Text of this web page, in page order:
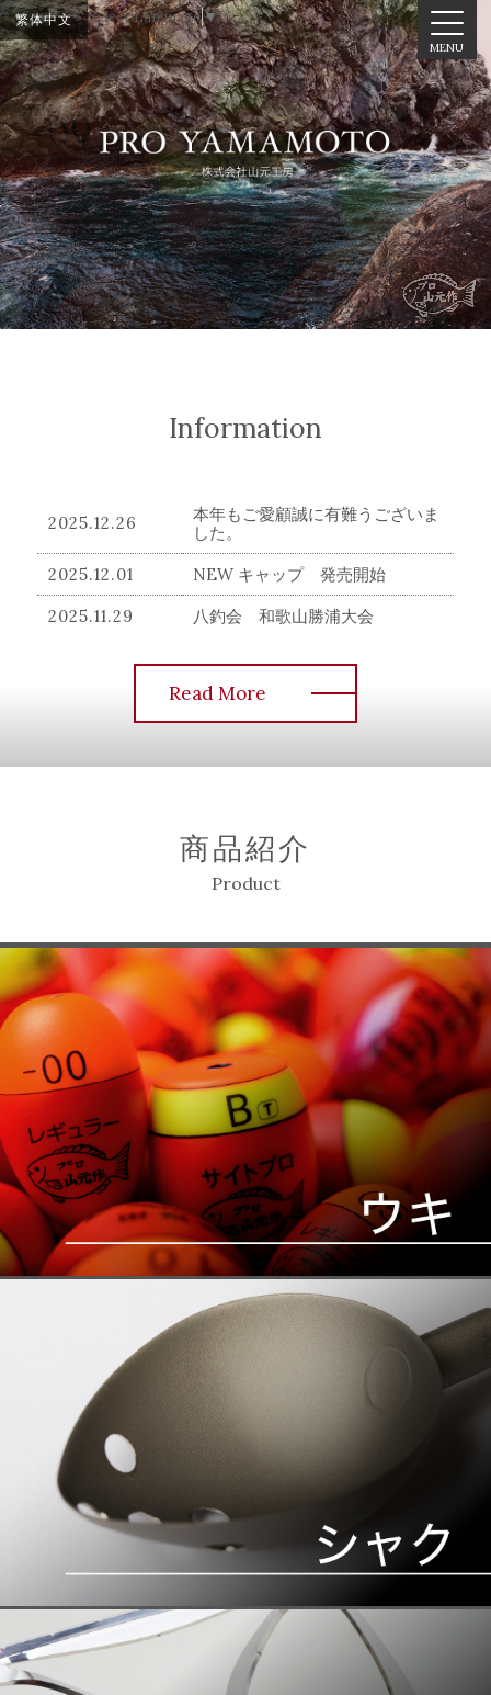
繁体中文 Select Language▼
MENU
Information
2025.12.26
本年もご愛顧誠に有難うございま
した。
2025.12.01
NEW キャップ 発売開始
2025.11.29
八釣会 和歌山勝浦大会
年末年始のお知らせ
年末年始の営業のお知らせ
お盆休業のお知らせ
ント企画
2023.05.02
連休のお知らせ
2023.04.11
PRO YAMAMOTOシャク・スピ
ンカップの納期の遅れについて
2023.01.06
つり人オンライン ＞ 月刊つり人
ブログ ＞ 「グレ釣り KING OF
KINGS」 2023年１月9日（月・
祝）、YouTube釣り人チャンネル
で生中継！
2022.12.23
年末年始の営業のお知らせ
2022.10.12
完売いたしました。
PRO YAMAMOTOシャク スピ
ンカップ 予約受付ています。
2022.09.06
３Dエイトミキサー・3Dエイトミ
キサーSPの仕様が変更になりま
す。
2022.08.31
新しいシャク『 KUROE 』発
売中。
2022.07.07
PROYAMAチャンネルで公開して
ます
あ・なるほどハリ外し 大物用
公開してます！
2022.05.28
スピンカップ ウェブサイトに公
開しました
Read More
商品紹介
Product